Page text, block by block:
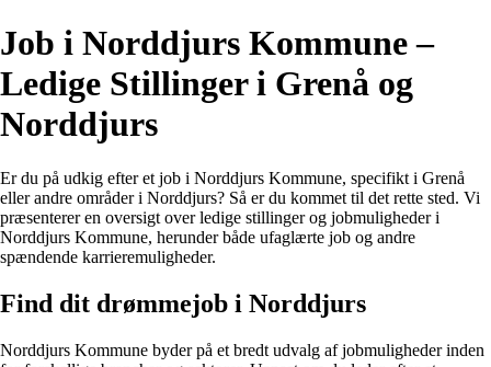
Job i Norddjurs Kommune –
Ledige Stillinger i Grenå og
Norddjurs
Er du på udkig efter et job i Norddjurs Kommune, specifikt i Grenå
eller andre områder i Norddjurs? Så er du kommet til det rette sted. Vi
præsenterer en oversigt over ledige stillinger og jobmuligheder i
Norddjurs Kommune, herunder både ufaglærte job og andre
spændende karrieremuligheder.
Find dit drømmejob i Norddjurs
Norddjurs Kommune byder på et bredt udvalg af jobmuligheder inden